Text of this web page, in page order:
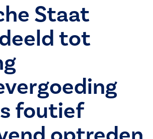
Staat
tot
foutief